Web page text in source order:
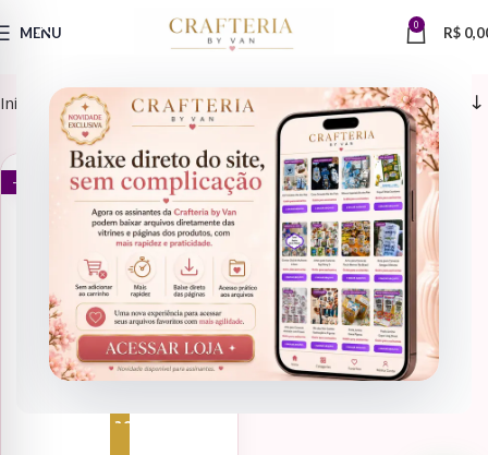
MENU 0 R$
Início Produtos marcados com a tag “yoga para iniciantes”
E-BOOKS
- 50%
Adicionar ao carrinho